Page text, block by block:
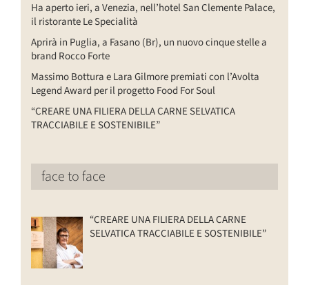
Ha aperto ieri, a Venezia, nell’hotel San Clemente Palace,
il ristorante Le Specialità
Aprirà in Puglia, a Fasano (Br), un nuovo cinque stelle a
brand Rocco Forte
Massimo Bottura e Lara Gilmore premiati con l’Avolta
Legend Award per il progetto Food For Soul
“CREARE UNA FILIERA DELLA CARNE SELVATICA
TRACCIABILE E SOSTENIBILE”
face to face
“CREARE UNA FILIERA DELLA CARNE
SELVATICA TRACCIABILE E SOSTENIBILE”